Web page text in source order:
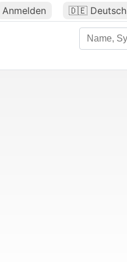
Anmelden 🇩🇪 Deutsch